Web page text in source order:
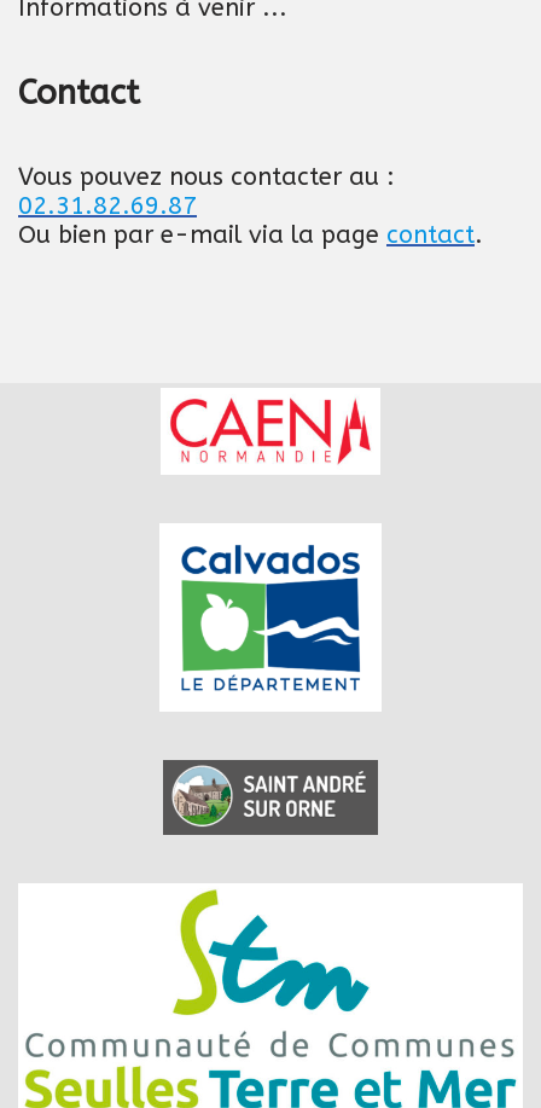
Informations à venir ...
Contact
Vous pouvez nous contacter au :
02.31.82.69.87
Ou bien par e-mail via la page contact.